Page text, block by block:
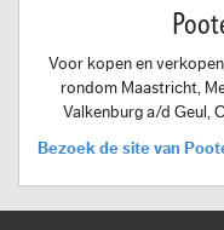
Voor kopen en
rondom Maastricht,
Valkenburg a/d Geul,
Bezoek de site van